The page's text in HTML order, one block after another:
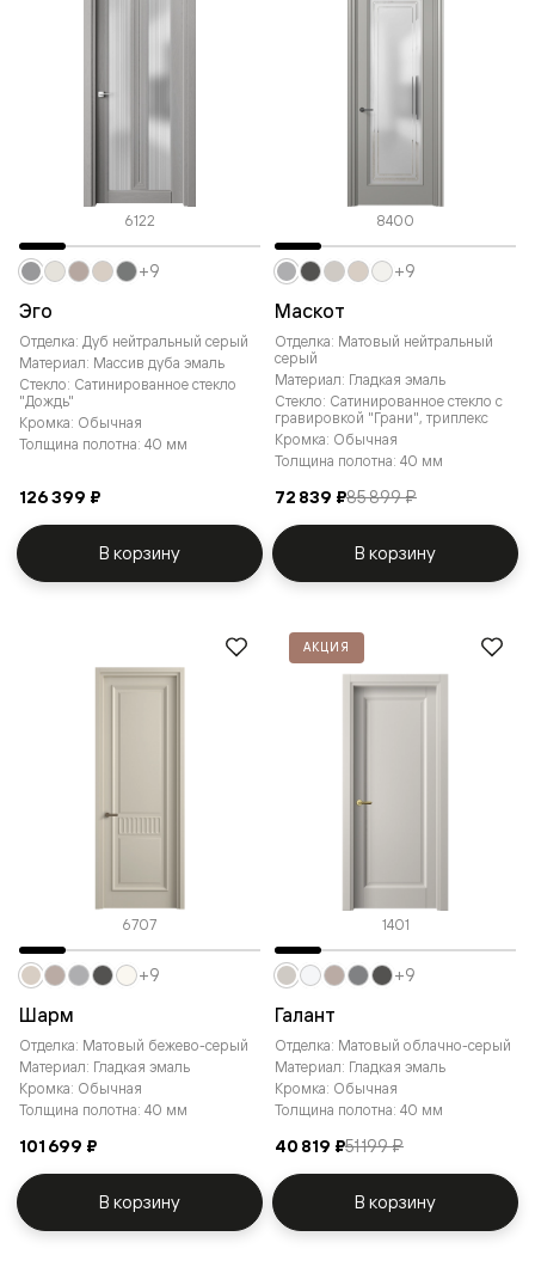
6122
Эго
Отделка: Дуб нейтральный серый
Материал: Массив дуба эмаль
Стекло: Сатинированное стекло
"Дождь"
Кромка: Обычная
Толщина полотна: 40 мм
126 399 ₽
+9
В корзину
8400
Маскот
Отделка: Матовый нейтральный
серый
Материал: Гладкая эмаль
Стекло: Сатинированное стекло с
гравировкой "Грани", триплекс
Кромка: Обычная
Толщина полотна: 40 мм
72 839 ₽85 899 ₽
+9
В корзину
6707
Шарм
Отделка: Матовый бежево-серый
Материал: Гладкая эмаль
Кромка: Обычная
Толщина полотна: 40 мм
101 699 ₽
+9
В корзину
АКЦИЯ
1401
Галант
Отделка: Матовый облачно-серый
Материал: Гладкая эмаль
Кромка: Обычная
Толщина полотна: 40 мм
40 819 ₽51 199 ₽
+9
В корзину